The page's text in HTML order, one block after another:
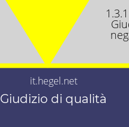
it.hegel.net
Giudizio di qualità